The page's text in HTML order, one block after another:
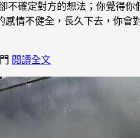
不確定對方的想法；你覺得
情不健全，長久下去，你
閱讀全文